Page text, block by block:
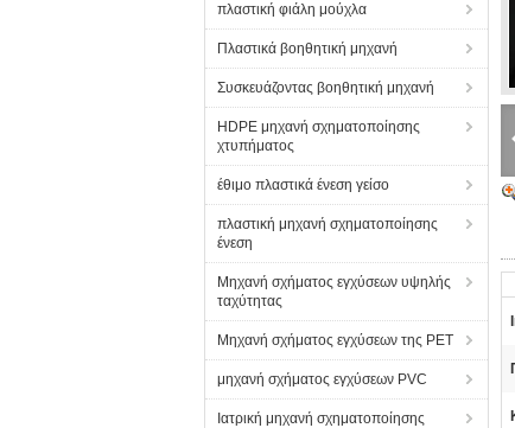
πλαστική φιάλη μούχλα
Πλαστικά βοηθητική μηχανή
Συσκευάζοντας βοηθητική μηχανή
HDPE μηχανή σχηματοποίησης
χτυπήματος
έθιμο πλαστικά ένεση γείσο
πλαστική μηχανή σχηματοποίησης
ένεση
Μηχανή σχήματος εγχύσεων υψηλής
ταχύτητας
Μηχανή σχήματος εγχύσεων της PET
μηχανή σχήματος εγχύσεων PVC
Ιατρική μηχανή σχηματοποίησης